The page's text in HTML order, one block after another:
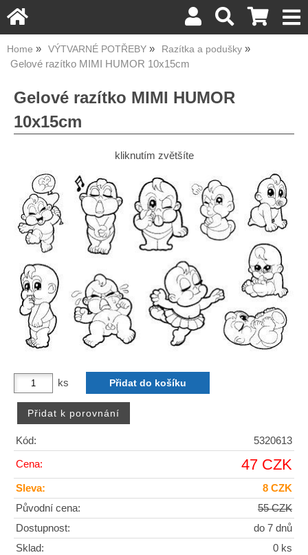
Home VÝTVARNÉ POTŘEBY Razítka a podušky
Gelové razítko MIMI HUMOR 10x15cm
Gelové razítko MIMI HUMOR
10x15cm
kliknutím zvětšíte
ks
Kód: 5320613
Cena: 47 CZK
Sleva:
8 CZK
Původní cena:
55 CZK
Dostupnost:
do 7 dnů
Sklad:
0 ks